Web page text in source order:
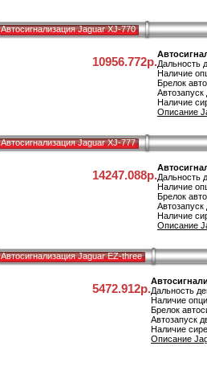
Автосигнализация Jaguar XJ-770
10956.772р.Дальность
Наличие
Брелок
Автозапуск
Наличие
Описание
Автосигнализация Jaguar XJ-777
14247.088р.Дальность
Наличие
Брелок
Автозапуск
Наличие
Описание
Автосигнализация Jaguar EZ-three
5472.912р.Дальность
Наличие
Брелок
Автозапуск
Наличие
Описание